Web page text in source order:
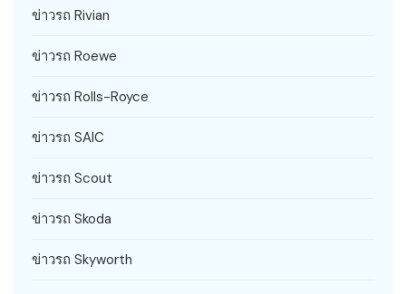
ข่าวรถ Rivian
ข่าวรถ Roewe
ข่าวรถ Rolls-Royce
ข่าวรถ SAIC
ข่าวรถ Scout
ข่าวรถ Skoda
ข่าวรถ Skyworth